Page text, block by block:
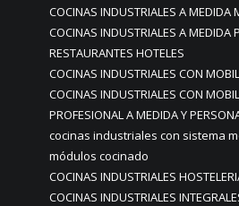
COCINAS INDUSTRIALES A MEDIDA
COCINAS INDUSTRIALES A MEDIDA
RESTAURANTES HOTELES
COCINAS INDUSTRIALES CON
COCINAS INDUSTRIALES CON
PROFESIONAL A MEDIDA Y
cocinas industriales con sistema
módulos cocinado
COCINAS INDUSTRIALES
COCINAS INDUSTRIALES